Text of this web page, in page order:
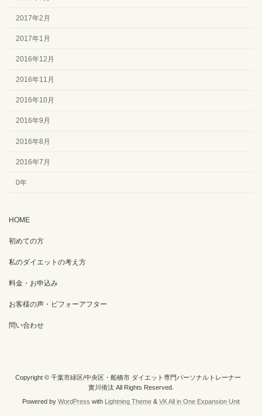
2017年2月
2017年1月
2016年12月
2016年11月
2016年10月
2016年9月
2016年8月
2016年7月
0年
HOME
初めての方
私のダイエットの考え方
料金・お申込み
お客様の声・ビフォーアフター
問い合わせ
Copyright © 千葉市緑区/中央区・船橋市 ダイエット専門パーソナルトレーナー
實川侑汰 All Rights Reserved.
Powered by WordPress with Lightning Theme & VK All in One Expansion Unit